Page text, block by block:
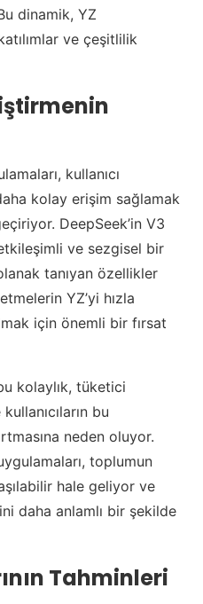
dinamik, YZ
ve çeşitlilik
kullanıcı
kolay erişim sağlamak
DeepSeek’in V3
ve sezgisel bir
tanıyan özellikler
YZ’yi hızla
için önemli bir fırsat
kolaylık, tüketici
bu
neden oluyor.
toplumun
hale geliyor ve
daha anlamlı bir şekilde
Tahminleri